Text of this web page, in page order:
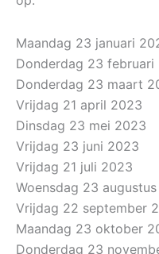
Maandag 23 januari
Donderdag 23 februari
Donderdag 23 maart
Vrijdag 21 april 2023
Dinsdag 23 mei 2023
Vrijdag 23 juni 2023
Vrijdag 21 juli 2023
Woensdag 23
Vrijdag 22 september
Maandag 23 oktober
Donderdag 23